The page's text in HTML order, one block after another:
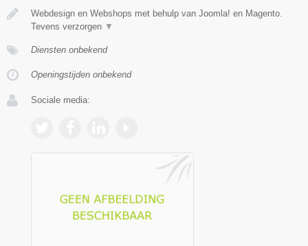
Webdesign en Webshops met behulp van Joomla! en Magento.
Tevens verzorgen ▼
Diensten onbekend
Openingstijden onbekend
Sociale media: